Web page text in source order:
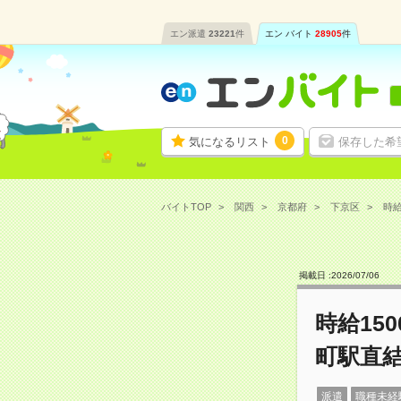
エン派遣 23221件 エン バイト 28905件
気になるリスト 0 保存した希
バイトTOP 関西 京都府 下京区 時
掲載日 :2026/07/06
時給
町駅直
派遣 職種未経